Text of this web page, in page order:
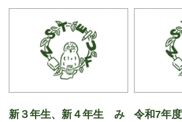
新３年生、新４年生 み
令和7年